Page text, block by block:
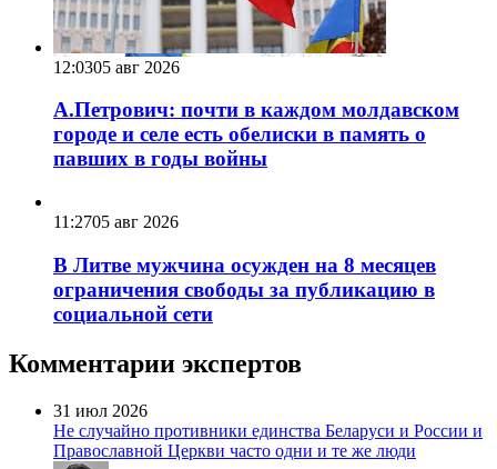
12:0305 авг 2026
А.Петрович: почти в каждом молдавском
городе и селе есть обелиски в память о
павших в годы войны
11:2705 авг 2026
В Литве мужчина осужден на 8 месяцев
ограничения свободы за публикацию в
социальной сети
Комментарии экспертов
31 июл 2026
Не случайно противники единства Беларуси и России и
Православной Церкви часто одни и те же люди